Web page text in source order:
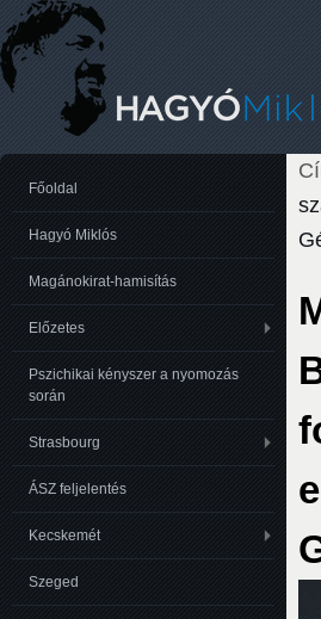
Főoldal
Hagyó Miklós
Magánokirat-hamisítás
Előzetes
Pszichikai kényszer a nyomozás
során
Strasbourg
ÁSZ feljelentés
Kecskemét
Szeged